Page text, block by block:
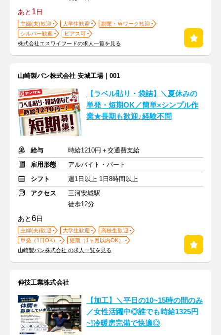
あと 1日
主婦(夫)歓迎 大学生歓迎
副業・Ｗワーク歓迎
シルバー歓迎
ピアス可
株式会社エスワイフードの求人一覧を見る
山崎製パン株式会社 安城工場｜001
【ラベル貼り・袋詰】＼夏休みの
単発・短期OK／簡単×シンプル作
業★長期も歓迎♪経験不問
給与
時給1210円＋交通費支給
雇用形態
アルバイト・パート
シフト
週1日以上 1日8時間以上
アクセス
三河安城駅
徒歩12分
あと6日
主婦(夫)歓迎 大学生歓迎
高校生歓迎
単発（1日OK）
短期（1ヶ月以内OK）
山崎製パン株式会社 の求人一覧を見る
伸技工業株式会社
【加工】＼平日の10~15時の間のみ
／女性活躍中◎誰でも時給1325円
~!冷暖房完備で快適◎